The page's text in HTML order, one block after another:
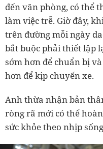
đến văn phòng, có thể
làm việc trễ. Giờ đây,
trên đường mỗi ngày
bắt buộc phải thiết lập
sớm hơn để chuẩn bị
hơn để kịp chuyến xe.
Anh thừa nhận bản
ròng rã mới có thể
sức khỏe theo nhịp